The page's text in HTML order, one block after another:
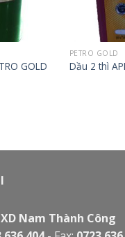
GOLD
PETRO GOLD
Dầu 2 thì
Nam Thành Công